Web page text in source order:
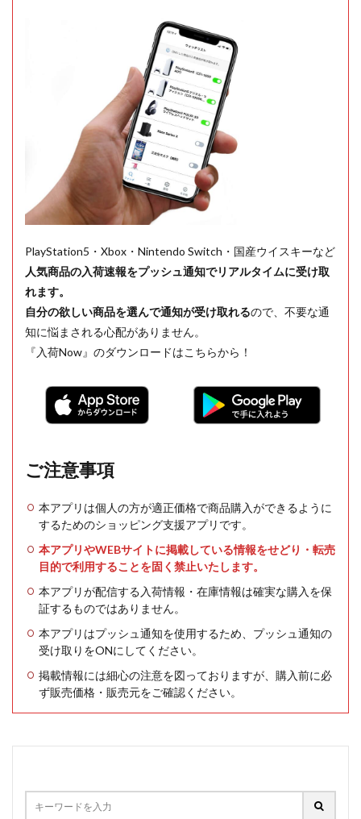
PlayStation5・Xbox・Nintendo Switch・国産ウイスキーなど
人気商品の入荷速報をプッシュ通知でリアルタイムに受け取
れます。
自分の欲しい商品を選んで通知が受け取れるので、不要な通
知に悩まされる心配がありません。
『入荷Now』のダウンロードはこちらから！
ご注意事項
本アプリは個人の方が適正価格で商品購入ができるように
するためのショッピング支援アプリです。
本アプリやWEBサイトに掲載している情報をせどり・転売
目的で利用することを固く禁止いたします。
本アプリが配信する入荷情報・在庫情報は確実な購入を保
証するものではありません。
本アプリはプッシュ通知を使用するため、プッシュ通知の
受け取りをONにしてください。
掲載情報には細心の注意を図っておりますが、購入前に必
ず販売価格・販売元をご確認ください。